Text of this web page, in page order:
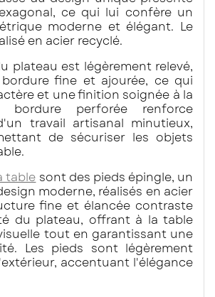
ce qui lui confère un
moderne et élégant. Le
en acier recyclé.
plateau est légèrement relevé,
fine et ajourée, ce qui
et une finition soignée à la
bordure perforée renforce
travail artisanal minutieux,
de sécuriser les objets
table sont des pieds épingle, un
moderne, réalisés en acier
fine et élancée contraste
du plateau, offrant à la table
tout en garantissant une
Les pieds sont légèrement
accentuant l'élégance